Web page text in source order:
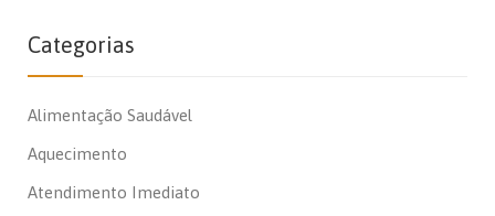
Categorias
Alimentação Saudável
Aquecimento
Atendimento Imediato